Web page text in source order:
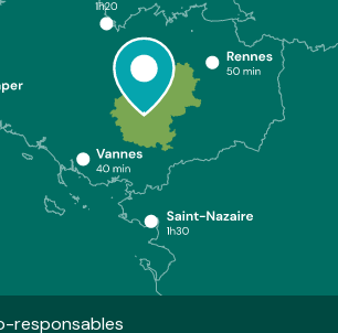
responsables